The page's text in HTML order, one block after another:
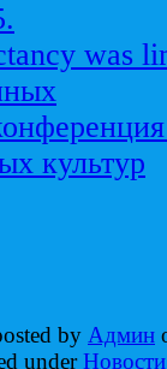
was
культур
by Админ
underНовости